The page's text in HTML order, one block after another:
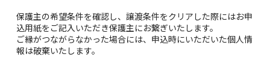
保護主の希望条件を確認し、譲渡条件をクリアした際にはお申
込用紙をご記入いただき保護主にお繋ぎいたします。
ご縁がつながらなかった場合には、申込時にいただいた個人情
報は破棄いたします。